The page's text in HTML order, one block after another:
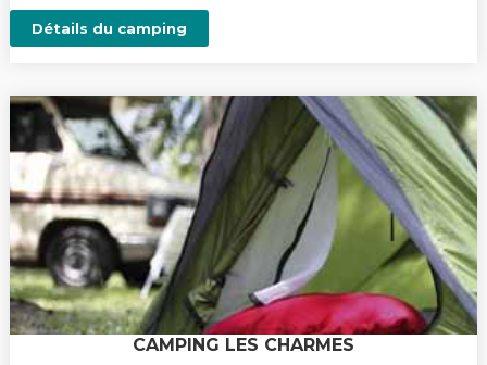
Détails du camping
CAMPING LES CHARMES